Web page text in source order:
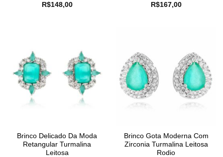
R$148,00
R$167,00
Brinco Delicado Da Moda
Retangular Turmalina
Leitosa
Brinco Gota Moderna Com
Zirconia Turmalina Leitosa
Rodio